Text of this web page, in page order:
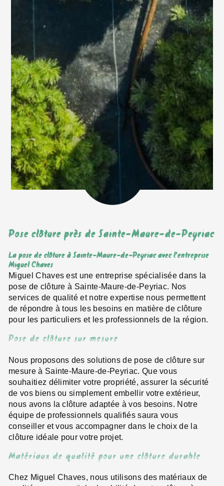
Pose clôture près de Sainte-Maure-de-Peyriac
La pose de clôture à Sainte-Maure-de-Peyriac avec l'entreprise
Miguel Chaves
Miguel Chaves est une entreprise spécialisée dans la
pose de clôture à Sainte-Maure-de-Peyriac. Nos
services de qualité et notre expertise nous permettent
de répondre à tous les besoins en matière de clôture
pour les particuliers et les professionnels de la région.
Pose de clôture sur mesure
Nous proposons des solutions de pose de clôture sur
mesure à Sainte-Maure-de-Peyriac. Que vous
souhaitiez délimiter votre propriété, assurer la sécurité
de vos biens ou simplement embellir votre extérieur,
nous avons la clôture adaptée à vos besoins. Notre
équipe de professionnels qualifiés saura vous
conseiller et vous accompagner dans le choix de la
clôture idéale pour votre projet.
Matériaux de qualité pour une clôture durable
Chez Miguel Chaves, nous utilisons des matériaux de